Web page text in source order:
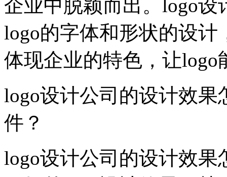
企业中脱颖而出。logo
logo的字体和形状的设
体现企业的特色，让
logo设计公司的设计效
件？
logo设计公司的设计效